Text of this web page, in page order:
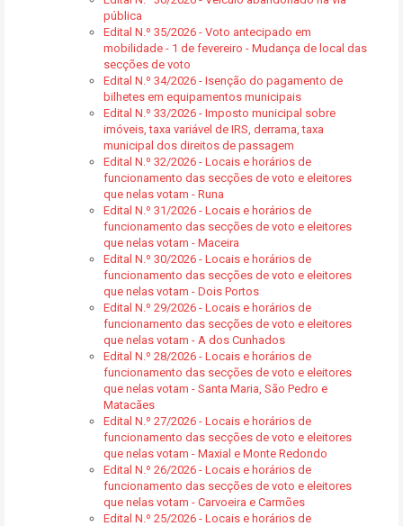
pública
Edital N.º 35/2026 - Voto antecipado em
mobilidade - 1 de fevereiro - Mudança de local das
secções de voto
Edital N.º 34/2026 - Isenção do pagamento de
bilhetes em equipamentos municipais
Edital N.º 33/2026 - Imposto municipal sobre
imóveis, taxa variável de IRS, derrama, taxa
municipal dos direitos de passagem
Edital N.º 32/2026 - Locais e horários de
funcionamento das secções de voto e eleitores
que nelas votam - Runa
Edital N.º 31/2026 - Locais e horários de
funcionamento das secções de voto e eleitores
que nelas votam - Maceira
Edital N.º 30/2026 - Locais e horários de
funcionamento das secções de voto e eleitores
que nelas votam - Dois Portos
Edital N.º 29/2026 - Locais e horários de
funcionamento das secções de voto e eleitores
que nelas votam - A dos Cunhados
Edital N.º 28/2026 - Locais e horários de
funcionamento das secções de voto e eleitores
que nelas votam - Santa Maria, São Pedro e
Matacães
Edital N.º 27/2026 - Locais e horários de
funcionamento das secções de voto e eleitores
que nelas votam - Maxial e Monte Redondo
Edital N.º 26/2026 - Locais e horários de
funcionamento das secções de voto e eleitores
que nelas votam - Carvoeira e Carmões
Edital N.º 25/2026 - Locais e horários de